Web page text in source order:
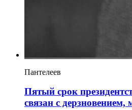
Пантелеев
Пятый срок
связан с